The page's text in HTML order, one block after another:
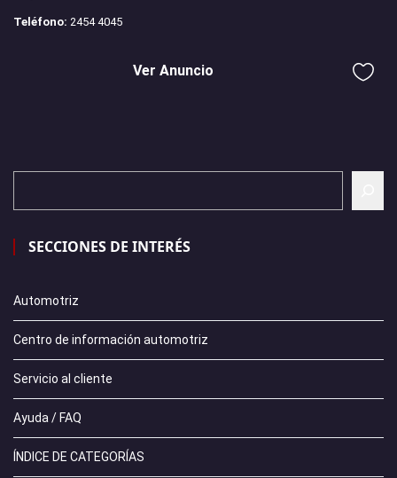
Teléfono: 2454 4045
Ver Anuncio
SECCIONES DE INTERÉS
Automotriz
Centro de información automotriz
Servicio al cliente
Ayuda / FAQ
ÍNDICE DE CATEGORÍAS